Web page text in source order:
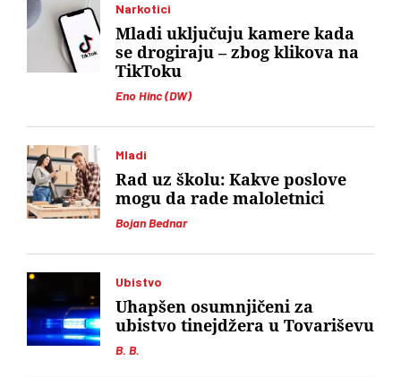
Narkotici
Eno Hinc (DW)
Mladi uključuju kamere kada
se drogiraju – zbog klikova na
TikToku
Mladi
Bojan Bednar
Rad uz školu: Kakve poslove
mogu da rade maloletnici
Ubistvo
B. B.
Uhapšen osumnjičeni za
ubistvo tinejdžera u Tovariševu